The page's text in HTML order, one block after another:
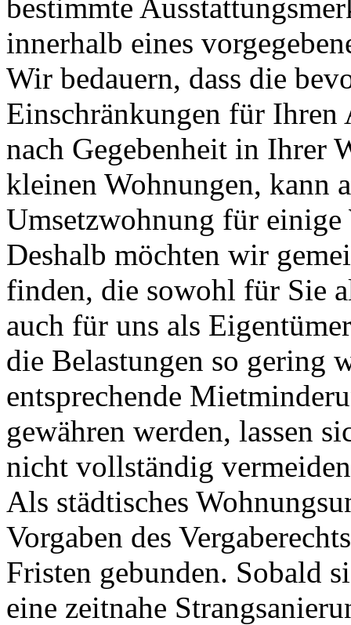
bestimmte
innerhalb eines
Wir bedauern, dass die
Einschränkungen für Ihren
nach Gegebenheit in Ihrer
kleinen Wohnungen, kann
Umsetzwohnung für
Deshalb möchten wir
finden, die sowohl für Sie
auch für uns als
die Belastungen so gering
entsprechende
gewähren werden, lassen
nicht vollständig
Als städtisches
Vorgaben des
Fristen gebunden. Sobald
eine zeitnahe